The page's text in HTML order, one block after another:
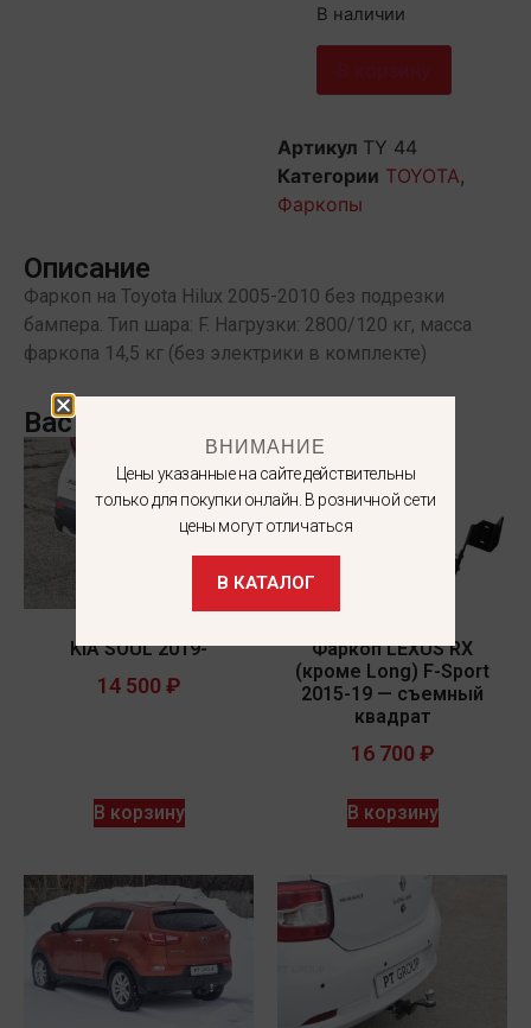
В наличии
Артикул TY 44
Категории TOYOTA,
Фаркопы
Описание
Фаркоп на Toyota Hilux 2005-2010 без подрезки
бампера. Тип шара: F. Нагрузки: 2800/120 кг, масса
фаркопа 14,5 кг (без электрики в комплекте)
Вас может заинтересовать
KIA SOUL 2019-
14 500 ₽
В корзину
Фаркоп LEXUS RX
(кроме Long) F-Sport
2015-19 — съемный
квадрат
16 700 ₽
В корзину
ВНИМАНИЕ
Цены указанные на сайте действительны
только для покупки онлайн. В розничной сети
цены могут отличаться
В КАТАЛОГ